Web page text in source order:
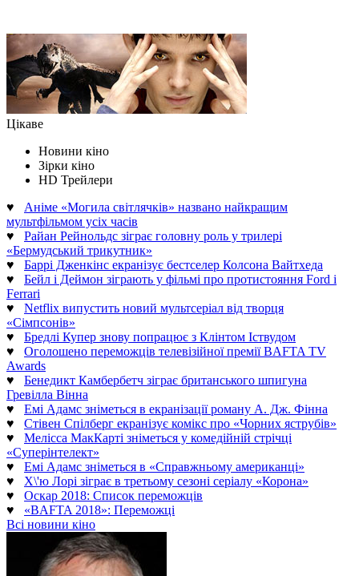
Цікаве
Новини кіно
Зірки кіно
HD Трейлери
♥ Аніме «Могила світлячків» названо найкращим
мультфільмом усіх часів
♥ Райан Рейнольдс зіграє головну роль у трилері
«Бермудський трикутник»
♥ Баррі Дженкінс екранізує бестселер Колсона Вайтхеда
♥ Бейл і Деймон зіграють у фільмі про протистояння Ford і
Ferrari
♥ Netflix випустить новий мультсеріал від творця
«Сімпсонів»
♥ Бредлі Купер знову попрацює з Клінтом Іствудом
♥ Оголошено переможців телевізійної премії BAFTA TV
Awards
♥ Бенедикт Камбербетч зіграє британського шпигуна
Гревілла Вінна
♥ Емі Адамс зніметься в екранізації роману А. Дж. Фінна
♥ Стівен Спілберг екранізує комікс про «Чорних яструбів»
♥ Мелісса МакКарті зніметься у комедійній стрічці
«Суперінтелект»
♥ Емі Адамс зніметься в «Справжньому американці»
♥ Х\'ю Лорі зіграє в третьому сезоні серіалу «Корона»
♥ Оскар 2018: Список переможців
♥ «BAFTA 2018»: Переможці
Всі новини кіно